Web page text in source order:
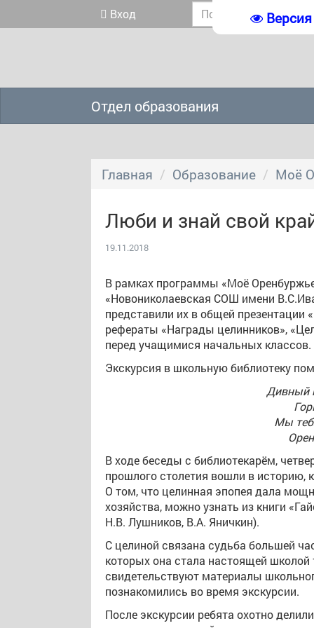
Вход
Отдел образования
Главная Образование Моё
Люби и знай свой
19.11.2018
В рамках программы «Моё
«Новониколаевская СОШ имени
представили их в общей презентации
рефераты «Награды целинников»,
перед учащимися начальных классов.
Экскурсия в школьную библиотеку
Дивный
Мы
В ходе беседы с библиотекарём,
прошлого столетия вошли в историю,
О том, что целинная эпопея дала
хозяйства, можно узнать из книги
Н.В. Лушников, В.А. Яничкин).
С целиной связана судьба большей
которых она стала настоящей
свидетельствуют материалы
познакомились во время экскурсии.
После экскурсии ребята охотно